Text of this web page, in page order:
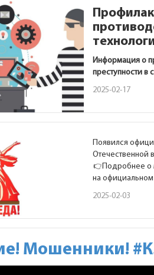
Информация о
преступности в
2025-02-17
Появился
Отечественной
Подробнее о
на официальном
2025-02-03
Мошенники!